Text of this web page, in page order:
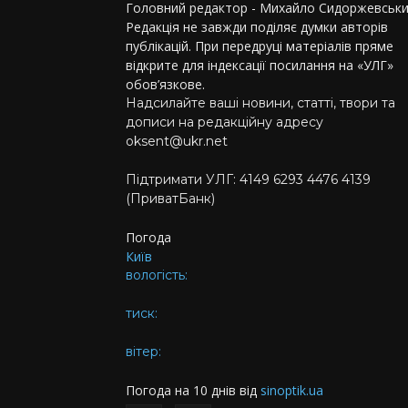
Головний редактор - Михайло
Редакція не завжди поділяє думки авторів
публікацій. При передруці матеріалів пряме
відкрите для індексації посилання на «УЛГ»
обов’язкове.
Надсилайте ваші новини, статті, твори та
дописи на редакційну адресу
oksent@ukr.net
Підтримати УЛГ: 4149 6293 4476 4139
(ПриватБанк)
Погода
Київ
вологість:
тиск:
вітер:
Погода на 10 днів від sinoptik.ua